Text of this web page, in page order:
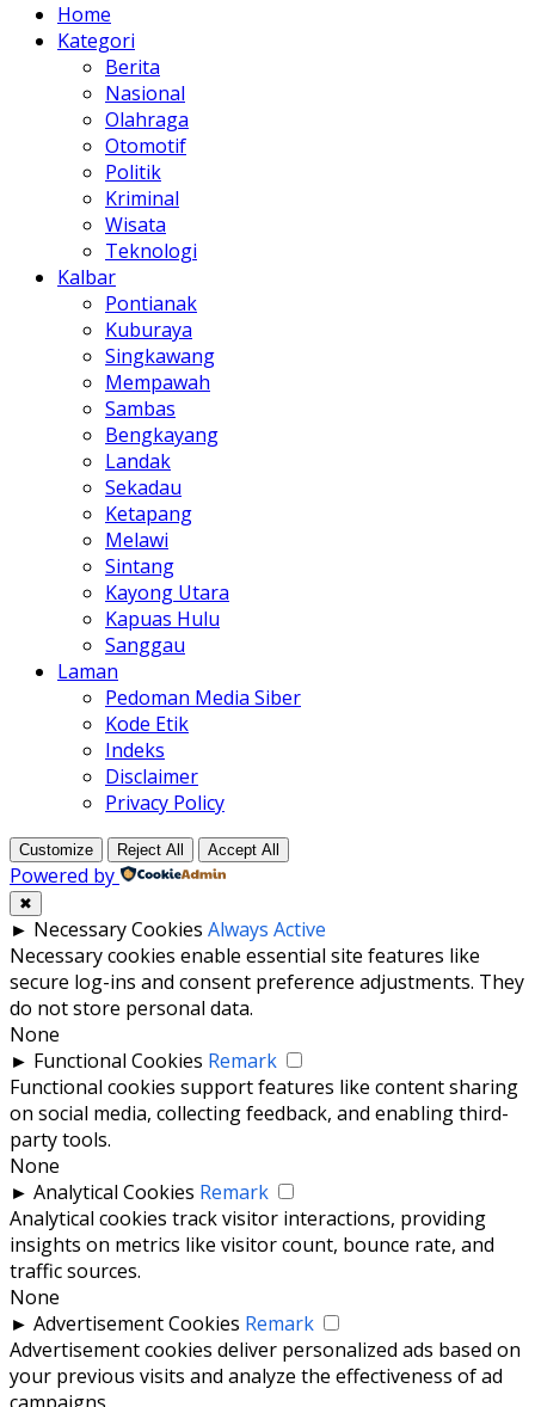
Home
Kategori
Berita
Nasional
Olahraga
Otomotif
Politik
Kriminal
Wisata
Teknologi
Kalbar
Pontianak
Kuburaya
Singkawang
Mempawah
Sambas
Bengkayang
Landak
Sekadau
Ketapang
Melawi
Sintang
Kayong Utara
Kapuas Hulu
Sanggau
Laman
Pedoman Media Siber
Kode Etik
Indeks
Disclaimer
Privacy Policy
Customize Reject All Accept All
Powered by
✖
► Necessary Cookies Always Active
Necessary cookies enable essential site features like
secure log-ins and consent preference adjustments. They
do not store personal data.
None
► Functional Cookies Remark
Functional cookies support features like content sharing
on social media, collecting feedback, and enabling third-
party tools.
None
► Analytical Cookies Remark
Analytical cookies track visitor interactions, providing
insights on metrics like visitor count, bounce rate, and
traffic sources.
None
► Advertisement Cookies Remark
Advertisement cookies deliver personalized ads based on
your previous visits and analyze the effectiveness of ad